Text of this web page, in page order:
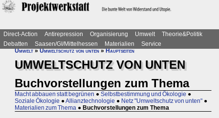
Direct-Action Antirepression Organisierung Umwelt
Theorie&Politik
Debatten
Saasen/GI/Mittelhessen Materialien
Service
Umwelt»Umweltschutz von unten»Hauptseiten
UMWELTSCHUTZ VON UNTEN
Buchvorstellungen zum Thema
Macht abbauen statt begrünen ● Selbstbestimmung und Ökologie ●
Soziale Ökologie ●Allianztechnologie ● Netz "Umweltschutz von unten" ●
Materialien zum Thema ● Buchvorstellungen zum Thema